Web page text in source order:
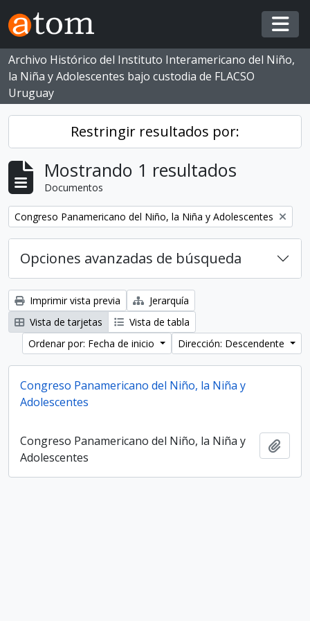
Skip to main content
Archivo Histórico del Instituto Interamericano del Niño,
la Niña y Adolescentes bajo custodia de FLACSO
Uruguay
Restringir resultados por:
Mostrando 1 resultados
Documentos
Eliminar filtro:
Congreso Panamericano del Niño, la Niña y Adolescentes
Opciones avanzadas de búsqueda
Imprimir vista previa
Jerarquía
Vista de tarjetas
Vista de tabla
Ordenar por: Fecha de inicio
Dirección: Descendente
Congreso Panamericano del Niño, la Niña y
Adolescentes
Congreso Panamericano del Niño, la Niña y
Adolescentes